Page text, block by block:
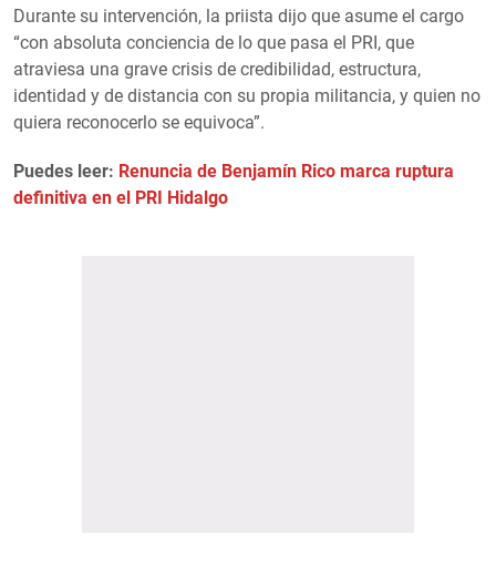
Durante su intervención, la priista dijo que asume el cargo
“con absoluta conciencia de lo que pasa el PRI, que
atraviesa una grave crisis de credibilidad, estructura,
identidad y de distancia con su propia militancia, y quien no
quiera reconocerlo se equivoca”.
Puedes leer: Renuncia de Benjamín Rico marca ruptura
definitiva en el PRI Hidalgo